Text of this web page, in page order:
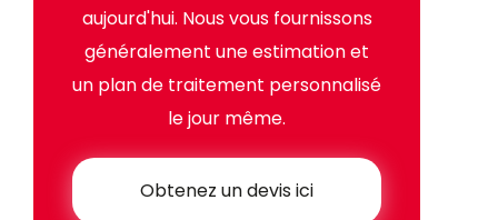
aujourd'hui. Nous vous fournissons
généralement une estimation et
un plan de traitement personnalisé
le jour même.
Obtenez un devis ici